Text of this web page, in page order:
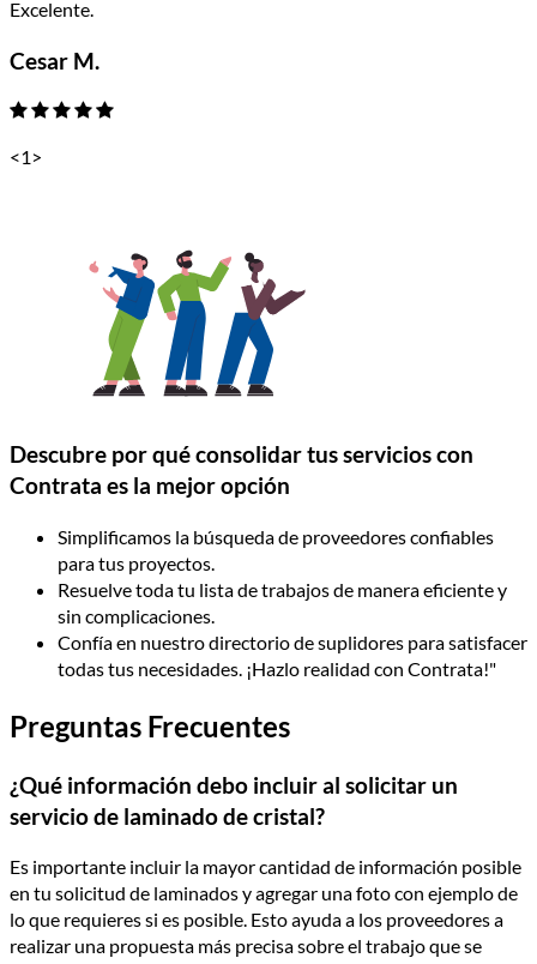
Excelente.
Cesar M.
<1 >
Descubre por qué consolidar tus servicios con
Contrata es la mejor opción
Simplificamos la búsqueda de proveedores confiables
para tus proyectos.
Resuelve toda tu lista de trabajos de manera eficiente y
sin complicaciones.
Confía en nuestro directorio de suplidores para satisfacer
todas tus necesidades. ¡Hazlo realidad con Contrata!"
Preguntas Frecuentes
¿Qué información debo incluir al solicitar un
servicio de laminado de cristal?
Es importante incluir la mayor cantidad de información posible
en tu solicitud de laminados y agregar una foto con ejemplo de
lo que requieres si es posible. Esto ayuda a los proveedores a
realizar una propuesta más precisa sobre el trabajo que se